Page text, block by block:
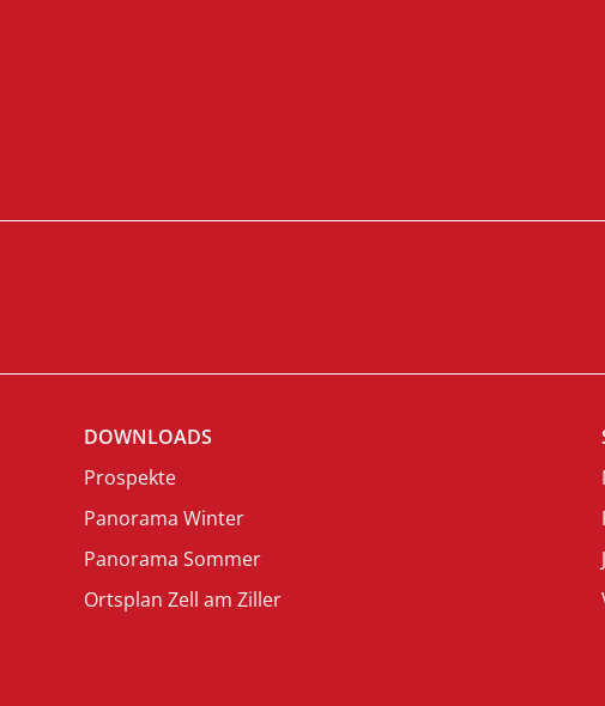
DOWNLOADS
Prospekte
Panorama Winter
Panorama Sommer
Ortsplan Zell am Ziller